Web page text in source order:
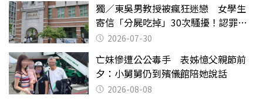
獨／東吳男教授被瘋狂迷戀 女學生
寄信「分屍吃掉」30次騷擾！認罪免
關 2026-07-30
亡妹慘遭公公毒手 表姊憶父親節前
夕：小舅舅仍到殯儀館陪她說話
2026-08-08